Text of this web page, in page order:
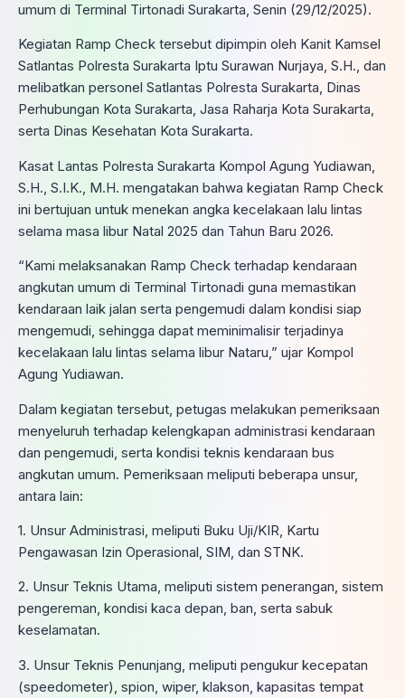
umum di Terminal Tirtonadi Surakarta, Senin (29/12/2025).
Kegiatan Ramp Check tersebut dipimpin oleh Kanit Kamsel
Satlantas Polresta Surakarta Iptu Surawan Nurjaya, S.H., dan
melibatkan personel Satlantas Polresta Surakarta, Dinas
Perhubungan Kota Surakarta, Jasa Raharja Kota Surakarta,
serta Dinas Kesehatan Kota Surakarta.
Kasat Lantas Polresta Surakarta Kompol Agung Yudiawan,
S.H., S.I.K., M.H. mengatakan bahwa kegiatan Ramp Check
ini bertujuan untuk menekan angka kecelakaan lalu lintas
selama masa libur Natal 2025 dan Tahun Baru 2026.
“Kami melaksanakan Ramp Check terhadap kendaraan
angkutan umum di Terminal Tirtonadi guna memastikan
kendaraan laik jalan serta pengemudi dalam kondisi siap
mengemudi, sehingga dapat meminimalisir terjadinya
kecelakaan lalu lintas selama libur Nataru,” ujar Kompol
Agung Yudiawan.
Dalam kegiatan tersebut, petugas melakukan pemeriksaan
menyeluruh terhadap kelengkapan administrasi kendaraan
dan pengemudi, serta kondisi teknis kendaraan bus
angkutan umum. Pemeriksaan meliputi beberapa unsur,
antara lain:
1. Unsur Administrasi, meliputi Buku Uji/KIR, Kartu
Pengawasan Izin Operasional, SIM, dan STNK.
2. Unsur Teknis Utama, meliputi sistem penerangan, sistem
pengereman, kondisi kaca depan, ban, serta sabuk
keselamatan.
3. Unsur Teknis Penunjang, meliputi pengukur kecepatan
(speedometer), spion, wiper, klakson, kapasitas tempat